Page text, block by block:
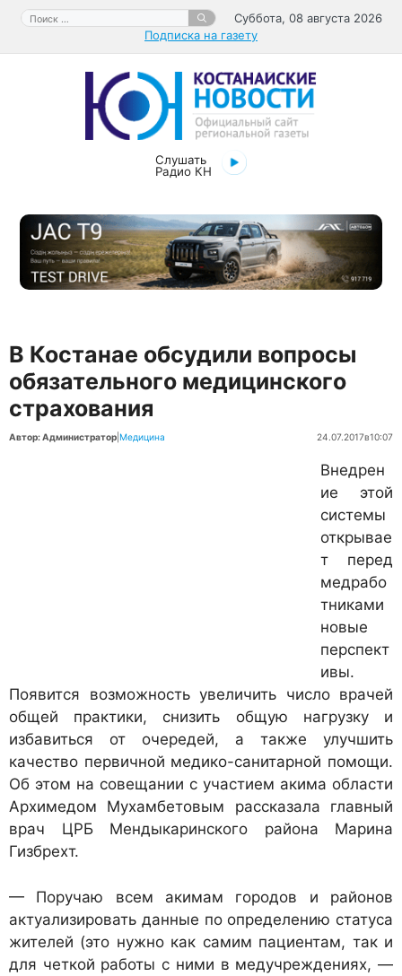
Перейти
содержимому
Поиск:
Суббота, 08 августа 2026
Подписка на газету
Слушать
Радио КН
В Костанае обсудили вопросы
обязательного медицинского
страхования
Автор: Администратор Медицина 24.07.2017в10:07
Внедрен
ие этой
системы
открывае
т перед
медрабо
тниками
новые
перспект
ивы.
Появится возможность увеличить число врачей
общей практики, снизить общую нагрузку и
избавиться от очередей, а также улучшить
качество первичной медико-санитарной помощи.
Об этом на совещании с участием акима области
Архимедом Мухамбетовым рассказала главный
врач ЦРБ Мендыкаринского района Марина
Гизбрехт.
— Поручаю всем акимам городов и районов
актуализировать данные по определению статуса
жителей (это нужно как самим пациентам, так и
для четкой работы с ними в медучреждениях, —